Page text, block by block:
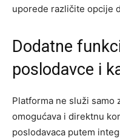
uporede različite opcije
Dodatne
poslodavce i
Platforma ne služi samo
omogućava i direktnu
poslodavaca putem